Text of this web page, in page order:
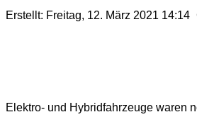
Erstellt: Freitag, 12. März 2021 14:14
Elektro- und Hybridfahrzeuge waren